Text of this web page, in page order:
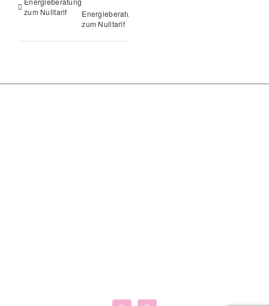
zum Nulltarif
Energieberatung
zum Nulltarif